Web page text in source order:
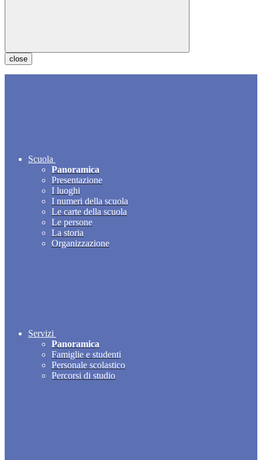
close
Scuola
Panoramica
Presentazione
I luoghi
I numeri della scuola
Le carte della scuola
Le persone
La storia
Organizzazione
Servizi
Panoramica
Famiglie e studenti
Personale scolastico
Percorsi di studio